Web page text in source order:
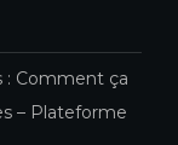
: Comment ça
– Plateforme